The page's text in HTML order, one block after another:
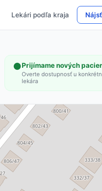
Lekári podľa kraja
Prijímame nových
Overte dostupnosť u
lekára